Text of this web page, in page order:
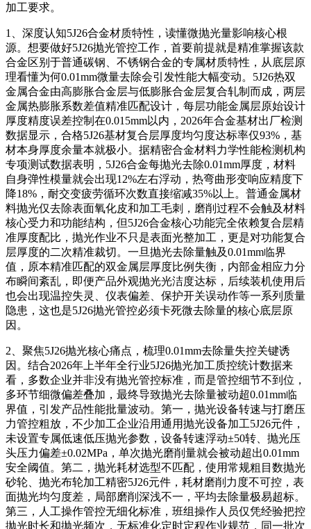
加工要求。
1、深度认知5J26合金材质特性，读懂微抛光量影响核心根
源。想要做好5J26抛光管控工作，首要前提就是精准掌握该款
合金区别于普通碳钢、不锈钢合金的专属材质特性，从底层原
理看懂为何0.01mm微量去除会引发性能大幅变动。5J26热双
金属合金由高膨胀合金层与低膨胀合金层复合轧制而成，两层
金属热膨胀系数差值精准匹配设计，每层功能金属层原始设计
厚度精度误差控制在0.015mm以内，2026年合金基材出厂检测
数据显示，合格5J26基材复合层厚度均匀度达标率仅93%，基
材本身厚度余量本就极小。据精密合金材料力学性能检测机构
专项测试数据表明，5J26合金每抛光去除0.01mm厚度，材料
自身弹性模量就会出现12%左右浮动，热弯曲形变响应精度下
降18%，耐交变疲劳循环次数直接缩减35%以上。普通金属材
料抛光仅去除表面氧化皮和加工毛刺，磨削过程不会触及材料
核心受力和功能结构，但5J26合金核心功能完全依赖复合层精
准厚度配比，抛光作业不只是表面光整加工，更是对功能复合
层厚度的二次精准裁切。一旦抛光去除量触及0.01mm临界
值，原本精准匹配的双金属层厚度比例失衡，内部金相应力分
布瞬间紊乱，即便产品外观抛光光洁度达标，后续装机使用后
也会出现温控失灵、仪表偏差、保护开关误动作等一系列质量
隐患，这也是5J26抛光管控必须卡死微去除量的核心底层原
因。
2、聚焦5J26抛光核心痛点，梳理0.01mm去除量失控关键诱
因。结合2026年上半年全行业5J26抛光加工质控统计数据来
看，多数企业并非没有抛光管控标准，而是管控细节不到位，
多环节细微偏差叠加，最终导致抛光去除量被动超0.01mm临
界值，引发产品性能批量波动。第一，抛光设备转速与打磨压
力管控粗放，不少加工企业沿用通用抛光设备加工5J26元件，
未设置专属低速低压抛光参数，设备转速浮动±50转、抛光压
头压力偏差±0.02MPa，单次抛光磨削量就会被动超出0.01mm
安全阈值。第二，抛光耗材选型不匹配，使用常规粗目数抛光
砂轮、抛光布轮加工精密5J26元件，耗材磨削力度不可控，表
面抛光均匀度差，局部磨削深浅不一，平均去除量极易超标。
第三，人工操作管控无细化标准，班组操作人员仅凭经验把控
抛光时长和抛光频次，无标准化定时定程作业规范，同一批次